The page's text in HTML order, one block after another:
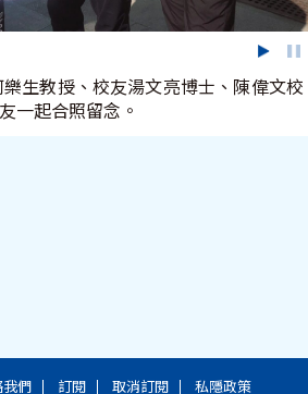
生教授、校友湯文亮博士、陳偉文校
一起合照留念。
們 訂閱 取消訂閱 私隱政策